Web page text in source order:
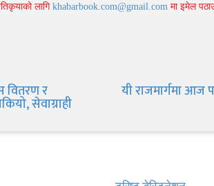
लागि khabarbook.com@gmail.com मा इमेल
वितरण र
सेवाग्राही
यी राजमार्गमा आज